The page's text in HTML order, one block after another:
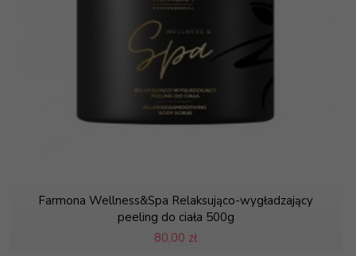
Farmona Wellness&Spa Relaksująco-wygładzający
peeling do ciała 500g
80,00 zł